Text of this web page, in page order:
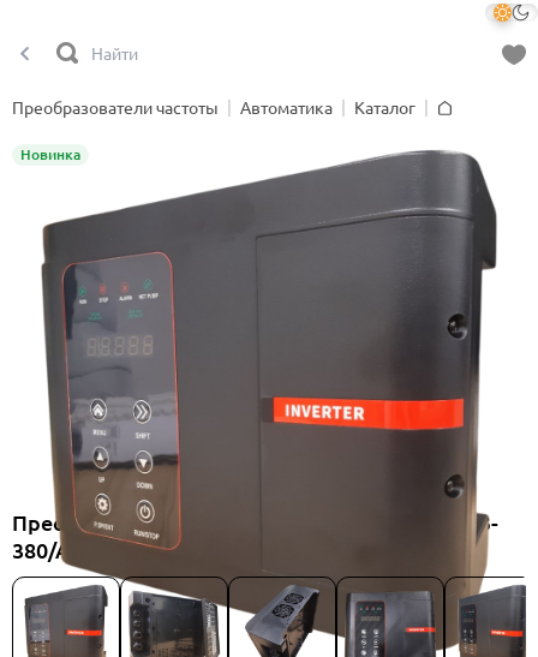
Преобразователи частоты Автоматика
Каталог
Преобразователь частоты Onimiq CUF 2200-B-
380/A-E, артикул 23954984
Новинка